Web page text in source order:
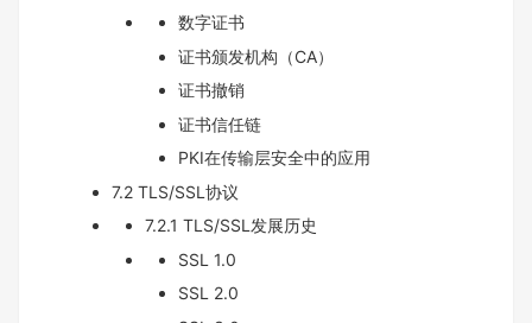
数字证书
证书颁发机构（CA）
证书撤销
证书信任链
PKI在传输层安全中的应用
7.2 TLS/SSL协议
7.2.1 TLS/SSL发展历史
SSL 1.0
SSL 2.0